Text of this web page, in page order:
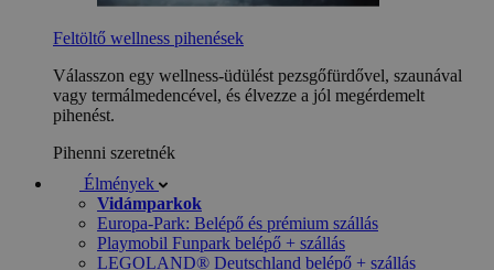
Feltöltő wellness pihenések
Válasszon egy wellness-üdülést pezsgőfürdővel, szaunával
vagy termálmedencével, és élvezze a jól megérdemelt
pihenést.
Pihenni szeretnék
Élmények
Vidámparkok
Europa-Park: Belépő és prémium szállás
Playmobil Funpark belépő + szállás
LEGOLAND® Deutschland belépő + szállás